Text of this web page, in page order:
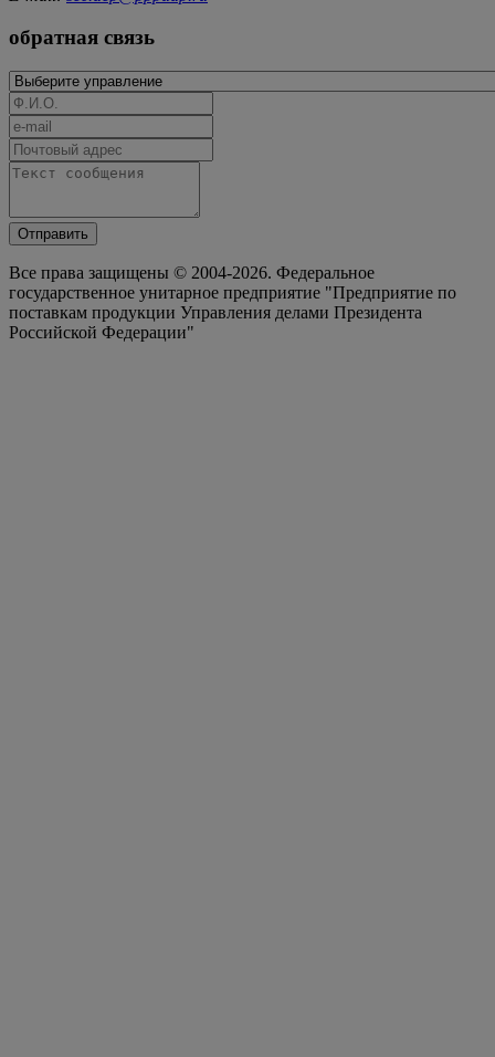
обратная связь
Отправить
Все права защищены © 2004-2026. Федеральное
государственное унитарное предприятие "Предприятие по
поставкам продукции Управления делами Президента
Российской Федерации"